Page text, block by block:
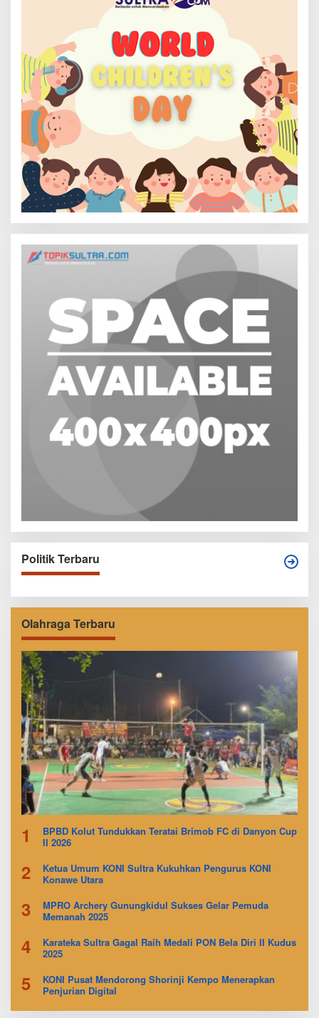
Politik Terbaru
Olahraga Terbaru
1
BPBD Kolut Tundukkan Teratai Brimob FC di Danyon Cup
II 2026
2
Ketua Umum KONI Sultra Kukuhkan Pengurus KONI
Konawe Utara
3
MPRO Archery Gunungkidul Sukses Gelar Pemuda
Memanah 2025
4
Karateka Sultra Gagal Raih Medali PON Bela Diri II Kudus
2025
5
KONI Pusat Mendorong Shorinji Kempo Menerapkan
Penjurian Digital